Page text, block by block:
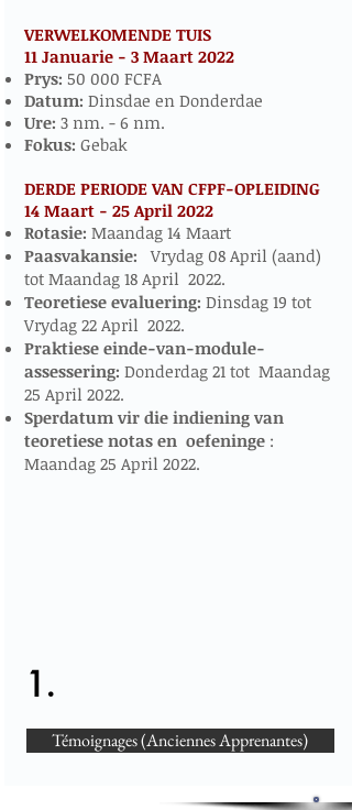
VERWELKOMENDE TUIS
11 Januarie - 3 Maart 2022​
Prys: 50 000 FCFA
Datum: Dinsdae en Donderdae
Ure: 3 nm. - 6 nm.
Fokus: Gebak
DERDE PERIODE VAN CFPF-OPLEIDING
14 Maart - 25 April 2022​​​
Rotasie: Maandag 14 Maart
Paasvakansie: Vrydag 08 April (aand)
tot Maandag 18 April 2022.
Teoretiese evaluering: Dinsdag 19 tot
Vrydag 22 April 2022.
Praktiese einde-van-module-
assessering: Donderdag 21 tot Maandag
25 April 2022.
Sperdatum vir die indiening van
teoretiese notas en oefeninge:
Maandag 25 April 2022.
1.
Témoignages (Anciennes Apprenantes)